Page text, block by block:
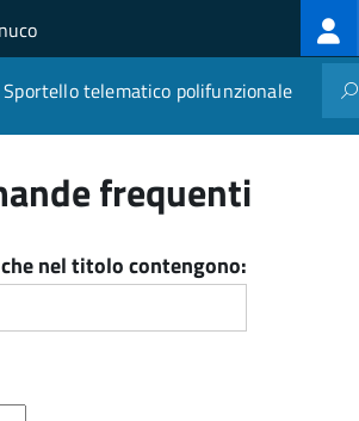
principale
Sportello telematico polifunzionale
frequenti
nel titolo contengono: